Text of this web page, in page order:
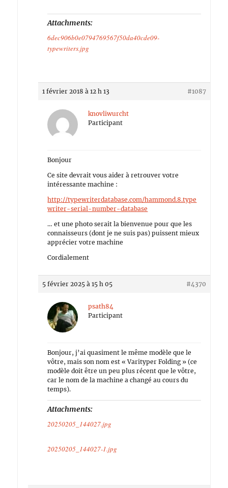
Attachments:
6dec906b0e0794769567f50da40cde09-
typewriters.jpg
1 février 2018 à 12 h 13 #1087
knovliwurcht
Participant
Bonjour
Ce site devrait vous aider à retrouver votre
intéressante machine :
http://typewriterdatabase.com/hammond.8.type
writer-serial-number-database
… et une photo serait la bienvenue pour que les
connaisseurs (dont je ne suis pas) puissent mieux
apprécier votre machine
Cordialement
5 février 2025 à 15 h 05 #4370
psath84
Participant
Bonjour, j’ai quasiment le même modèle que le
vôtre, mais son nom est « Varityper Folding » (ce
modèle doit être un peu plus récent que le vôtre,
car le nom de la machine a changé au cours du
temps).
Attachments:
20250205_144027.jpg
20250205_144027-1.jpg